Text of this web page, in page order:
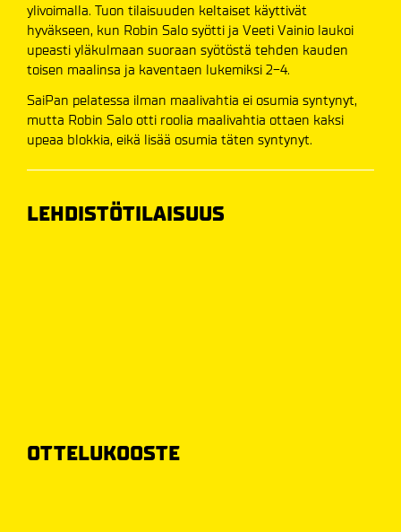
ylivoimalla. Tuon tilaisuuden keltaiset käyttivät
hyväkseen, kun Robin Salo syötti ja Veeti Vainio laukoi
upeasti yläkulmaan suoraan syötöstä tehden kauden
toisen maalinsa ja kaventaen lukemiksi 2-4.
SaiPan pelatessa ilman maalivahtia ei osumia syntynyt,
mutta Robin Salo otti roolia maalivahtia ottaen kaksi
upeaa blokkia, eikä lisää osumia täten syntynyt.
LEHDISTÖTILAISUUS
OTTELUKOOSTE